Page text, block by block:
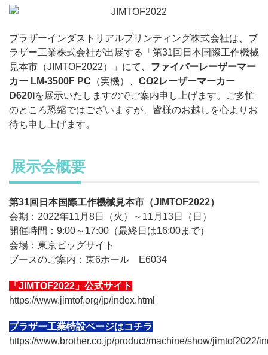
ブラザーインダストリアルプリンティング株式会社は、ブ
ラザー工業株式会社が出展する「第31回日本国際工作機械
見本市（JIMTOF2022）」にて、 ファイバーレーザーマー
カー LM-3500F PC （実機）、 CO2レーザーマーカー
D620iを展示いたしますのでご案内申し上げます。ご多忙
のところ恐縮ではございますが、皆様のお越しを心よりお
待ち申し上げます。
展示会概要
第31回日本国際工作機械見本市（JIMTOF2022）
会期：2022年11月8日（火）～11月13日（日）
開催時間：9:00～17:00（最終日は16:00まで）
会場： 東京ビッグサイト
ブースのご案内：東6ホール E6034
「JIMTOF2022」公式サイト
https://www.jimtof.org/jp/index.html
ブラザー工業特設ページはコチラ
https://www.brother.co.jp/product/machine/show/jimtof2022/